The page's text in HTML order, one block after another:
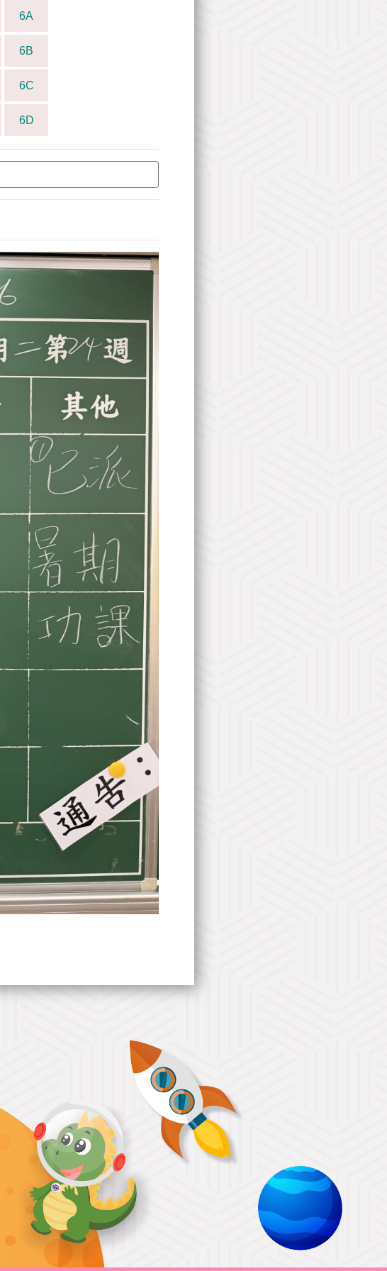
6A
6B
6C
6D